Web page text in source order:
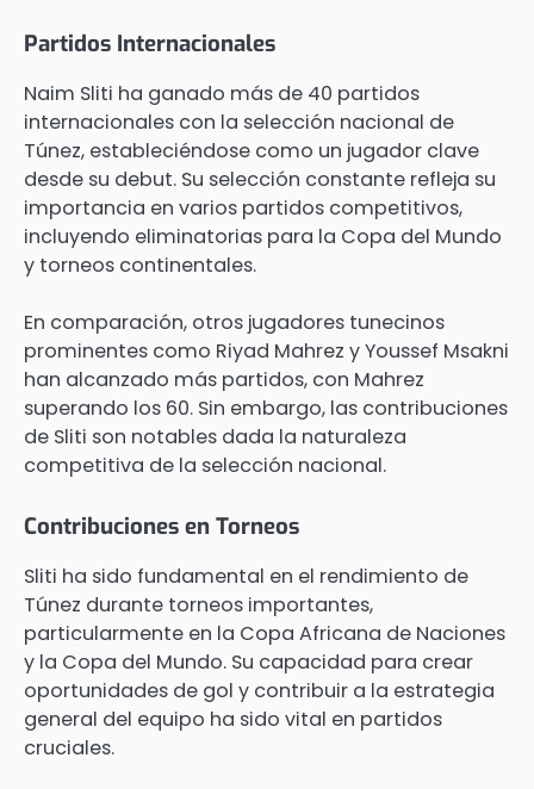
Partidos Internacionales
Naim Sliti ha ganado más de 40 partidos
internacionales con la selección nacional de
Túnez, estableciéndose como un jugador clave
desde su debut. Su selección constante refleja su
importancia en varios partidos competitivos,
incluyendo eliminatorias para la Copa del Mundo
y torneos continentales.
En comparación, otros jugadores tunecinos
prominentes como Riyad Mahrez y Youssef Msakni
han alcanzado más partidos, con Mahrez
superando los 60. Sin embargo, las contribuciones
de Sliti son notables dada la naturaleza
competitiva de la selección nacional.
Contribuciones en Torneos
Sliti ha sido fundamental en el rendimiento de
Túnez durante torneos importantes,
particularmente en la Copa Africana de Naciones
y la Copa del Mundo. Su capacidad para crear
oportunidades de gol y contribuir a la estrategia
general del equipo ha sido vital en partidos
cruciales.